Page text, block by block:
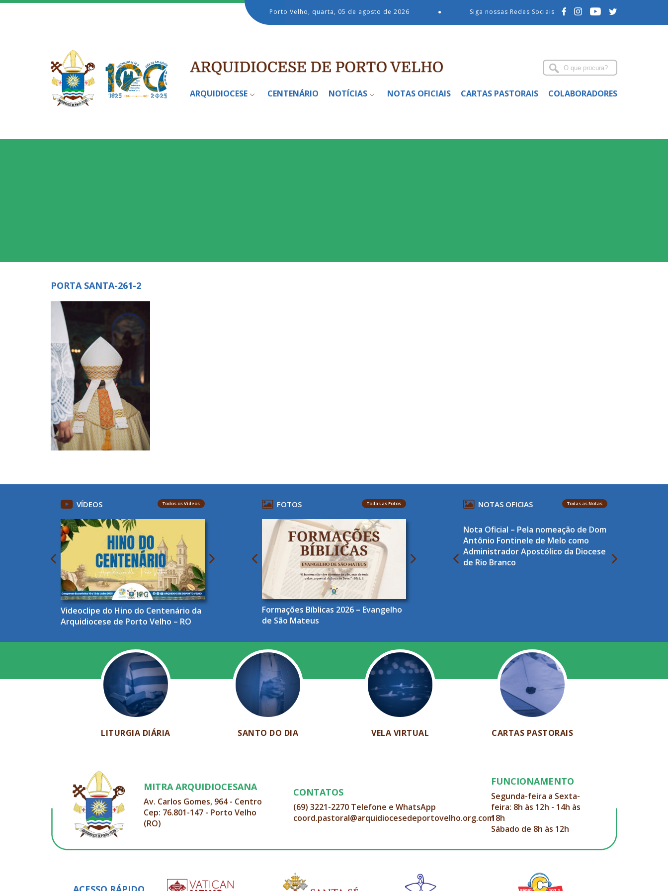
Porto Velho, quarta, 05 de agosto de 2026 ● Siga nossas Redes Sociais
ARQUIDIOCESE CENTENÁRIO NOTÍCIAS NOTAS OFICIAIS CARTAS PASTORAIS COLABORADORES
PORTA SANTA-261-2
VÍDEOS Todos os Vídeos
Videoclipe do Hino do Centenário da
Arquidiocese de Porto Velho – RO
FOTOS Todas as Fotos
Formações Bíblicas 2026 – Evangelho
de São Mateus
NOTAS OFICIAS Todas as Notas
Nota Oficial – Pela nomeação de Dom
Antônio Fontinele de Melo como
Administrador Apostólico da Diocese
de Rio Branco
LITURGIA DIÁRIA SANTO DO DIA VELA VIRTUAL CARTAS PASTORAIS
MITRA ARQUIDIOCESANA
Av. Carlos Gomes, 964 - Centro
Cep: 76.801-147 - Porto Velho
(RO)
CONTATOS
(69) 3221-2270 Telefone e WhatsApp
coord.pastoral@arquidiocesedeportovelho.org.com
FUNCIONAMENTO
Segunda-feira a Sexta-
feira: 8h às 12h - 14h às
18h
Sábado de 8h às 12h